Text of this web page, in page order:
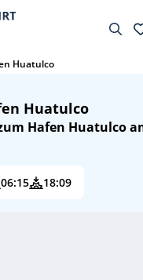
Huatulco
Huatulco
Hafen Huatulco
06:15 18:09